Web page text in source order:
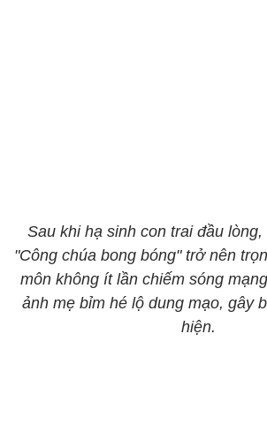
Sau khi hạ sinh con trai đầu
"Công chúa bong bóng" trở nên
môn không ít lần chiếm sóng
ảnh mẹ bỉm hé lộ dung mạo, gây
hiện.